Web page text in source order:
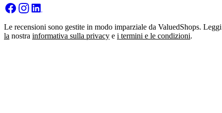
Le recensioni sono gestite in modo imparziale da ValuedShops. Leggi
la nostra informativa sulla privacy e i termini e le condizioni.